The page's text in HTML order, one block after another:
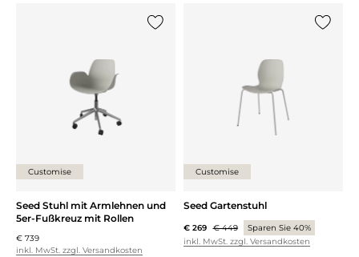
Customise
Seed Stuhl mit Armlehnen und
5er-Fußkreuz mit Rollen
€ 739
inkl. MwSt. zzgl. Versandkosten
Customise
Seed Gartenstuhl
€ 269 € 449
Sparen Sie 40%
inkl. MwSt. zzgl. Versandkosten